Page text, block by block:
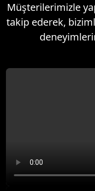
Müşterilerimizle
takip ederek,